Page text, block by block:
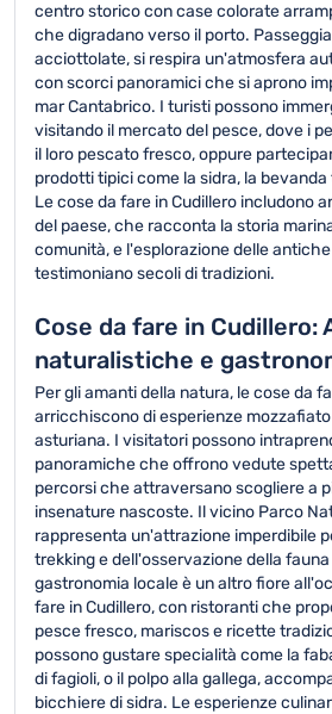
centro storico con case colorate
che digradano verso il porto.
acciottolate, si respira un'atmosfera
con scorci panoramici che si aprono
mar Cantabrico. I turisti possono
visitando il mercato del pesce, dove i
il loro pescato fresco, oppure
prodotti tipici come la sidra, la
Le cose da fare in Cudillero includono
del paese, che racconta la storia
comunità, e l'esplorazione delle
testimoniano secoli di tradizioni.
Cose da fare in Cudillero:
naturalistiche e
Per gli amanti della natura, le cose da
arricchiscono di esperienze
asturiana. I visitatori possono
panoramiche che offrono vedute
percorsi che attraversano scogliere a
insenature nascoste. Il vicino Parco
rappresenta un'attrazione imperdibile
trekking e dell'osservazione della
gastronomia locale è un altro fiore
fare in Cudillero, con ristoranti che
pesce fresco, mariscos e ricette
possono gustare specialità come la
di fagioli, o il polpo alla gallega,
bicchiere di sidra. Le esperienze